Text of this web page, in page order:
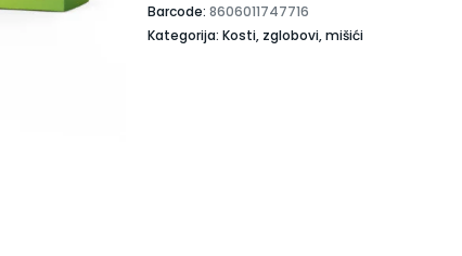
Barcode:8606011747716
Kategorija: Kosti, zglobovi, mišići